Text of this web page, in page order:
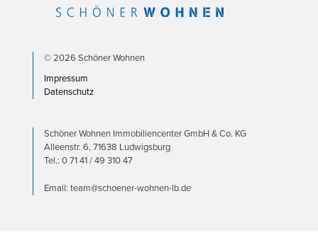
© 2026 Schöner Wohnen
Impressum
Datenschutz
Schöner Wohnen Immobiliencenter GmbH & Co. KG
Alleenstr. 6, 71638 Ludwigsburg
Tel.: 0 71 41 / 49 310 47
Email: team@schoener-wohnen-lb.de